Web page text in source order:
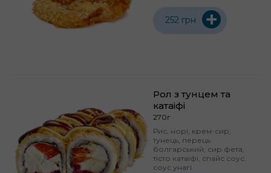
252 грн +
Рол з тунцем та
катаіфі
270г
Рис, норі, крем-сир,
тунець, перець
болгарський, сир фета,
тісто катаіфі, спайс соус,
соус унагі